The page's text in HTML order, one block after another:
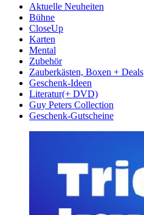
Aktuelle Neuheiten
Bühne
CloseUp
Karten
Mental
Zubehör
Zauberkästen, Boxen + Deals
Geschenk-Ideen
Literatur(+ DVD)
Guy Peters Collection
Geschenk-Gutscheine